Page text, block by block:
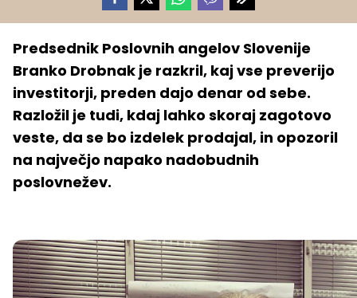
Predsednik Poslovnih angelov Slovenije
Branko Drobnak je razkril, kaj vse preverijo
investitorji, preden dajo denar od sebe.
Razložil je tudi, kdaj lahko skoraj zagotovo
veste, da se bo izdelek prodajal, in opozoril
na največjo napako nadobudnih
poslovnežev.